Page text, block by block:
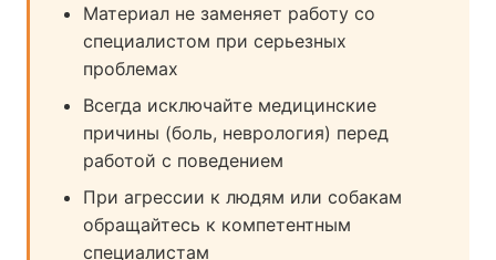
Материал не заменяет работу со
специалистом при серьезных
проблемах
Всегда исключайте медицинские
причины (боль, неврология) перед
работой с поведением
При агрессии к людям или собакам
обращайтесь к компетентным
специалистам